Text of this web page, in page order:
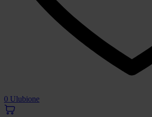
0 Ulubione